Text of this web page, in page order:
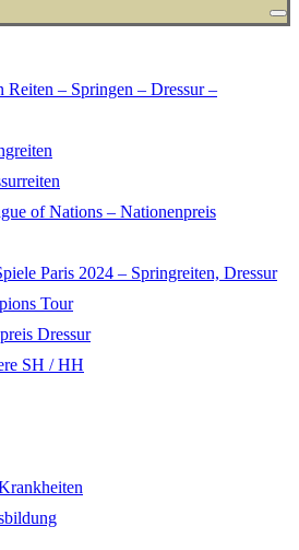
Reiten – Springen – Dressur –
of Nations – Nationenpreis
Paris 2024 – Springreiten, Dressur
Tour
Dressur
SH / HH